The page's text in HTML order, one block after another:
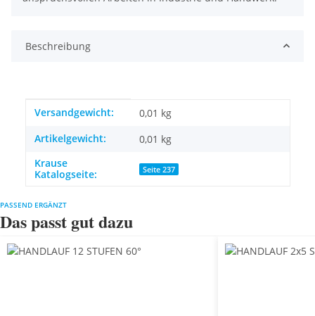
Beschreibung
Produkteigenschaft
Wert
Versandgewicht:
0,01 kg
Artikelgewicht:
0,01 kg
Krause
Katalogseite:
Seite 237
PASSEND ERGÄNZT
Das passt gut dazu